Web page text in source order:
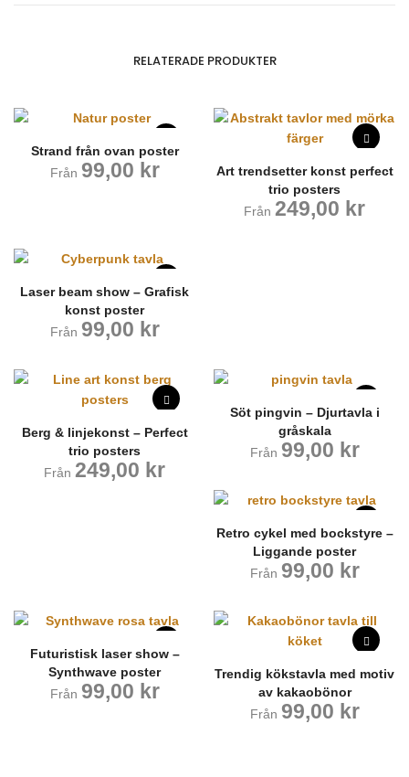
RELATERADE PRODUKTER
Strand från ovan poster
Från 99,00 kr
Art trendsetter konst perfect
trio posters
Från 249,00 kr
Laser beam show – Grafisk
konst poster
Från 99,00 kr
Berg & linjekonst – Perfect
trio posters
Från 249,00 kr
Söt pingvin – Djurtavla i
gråskala
Från 99,00 kr
Retro cykel med bockstyre –
Liggande poster
Från 99,00 kr
Futuristisk laser show –
Synthwave poster
Från 99,00 kr
Trendig kökstavla med motiv
av kakaobönor
Från 99,00 kr